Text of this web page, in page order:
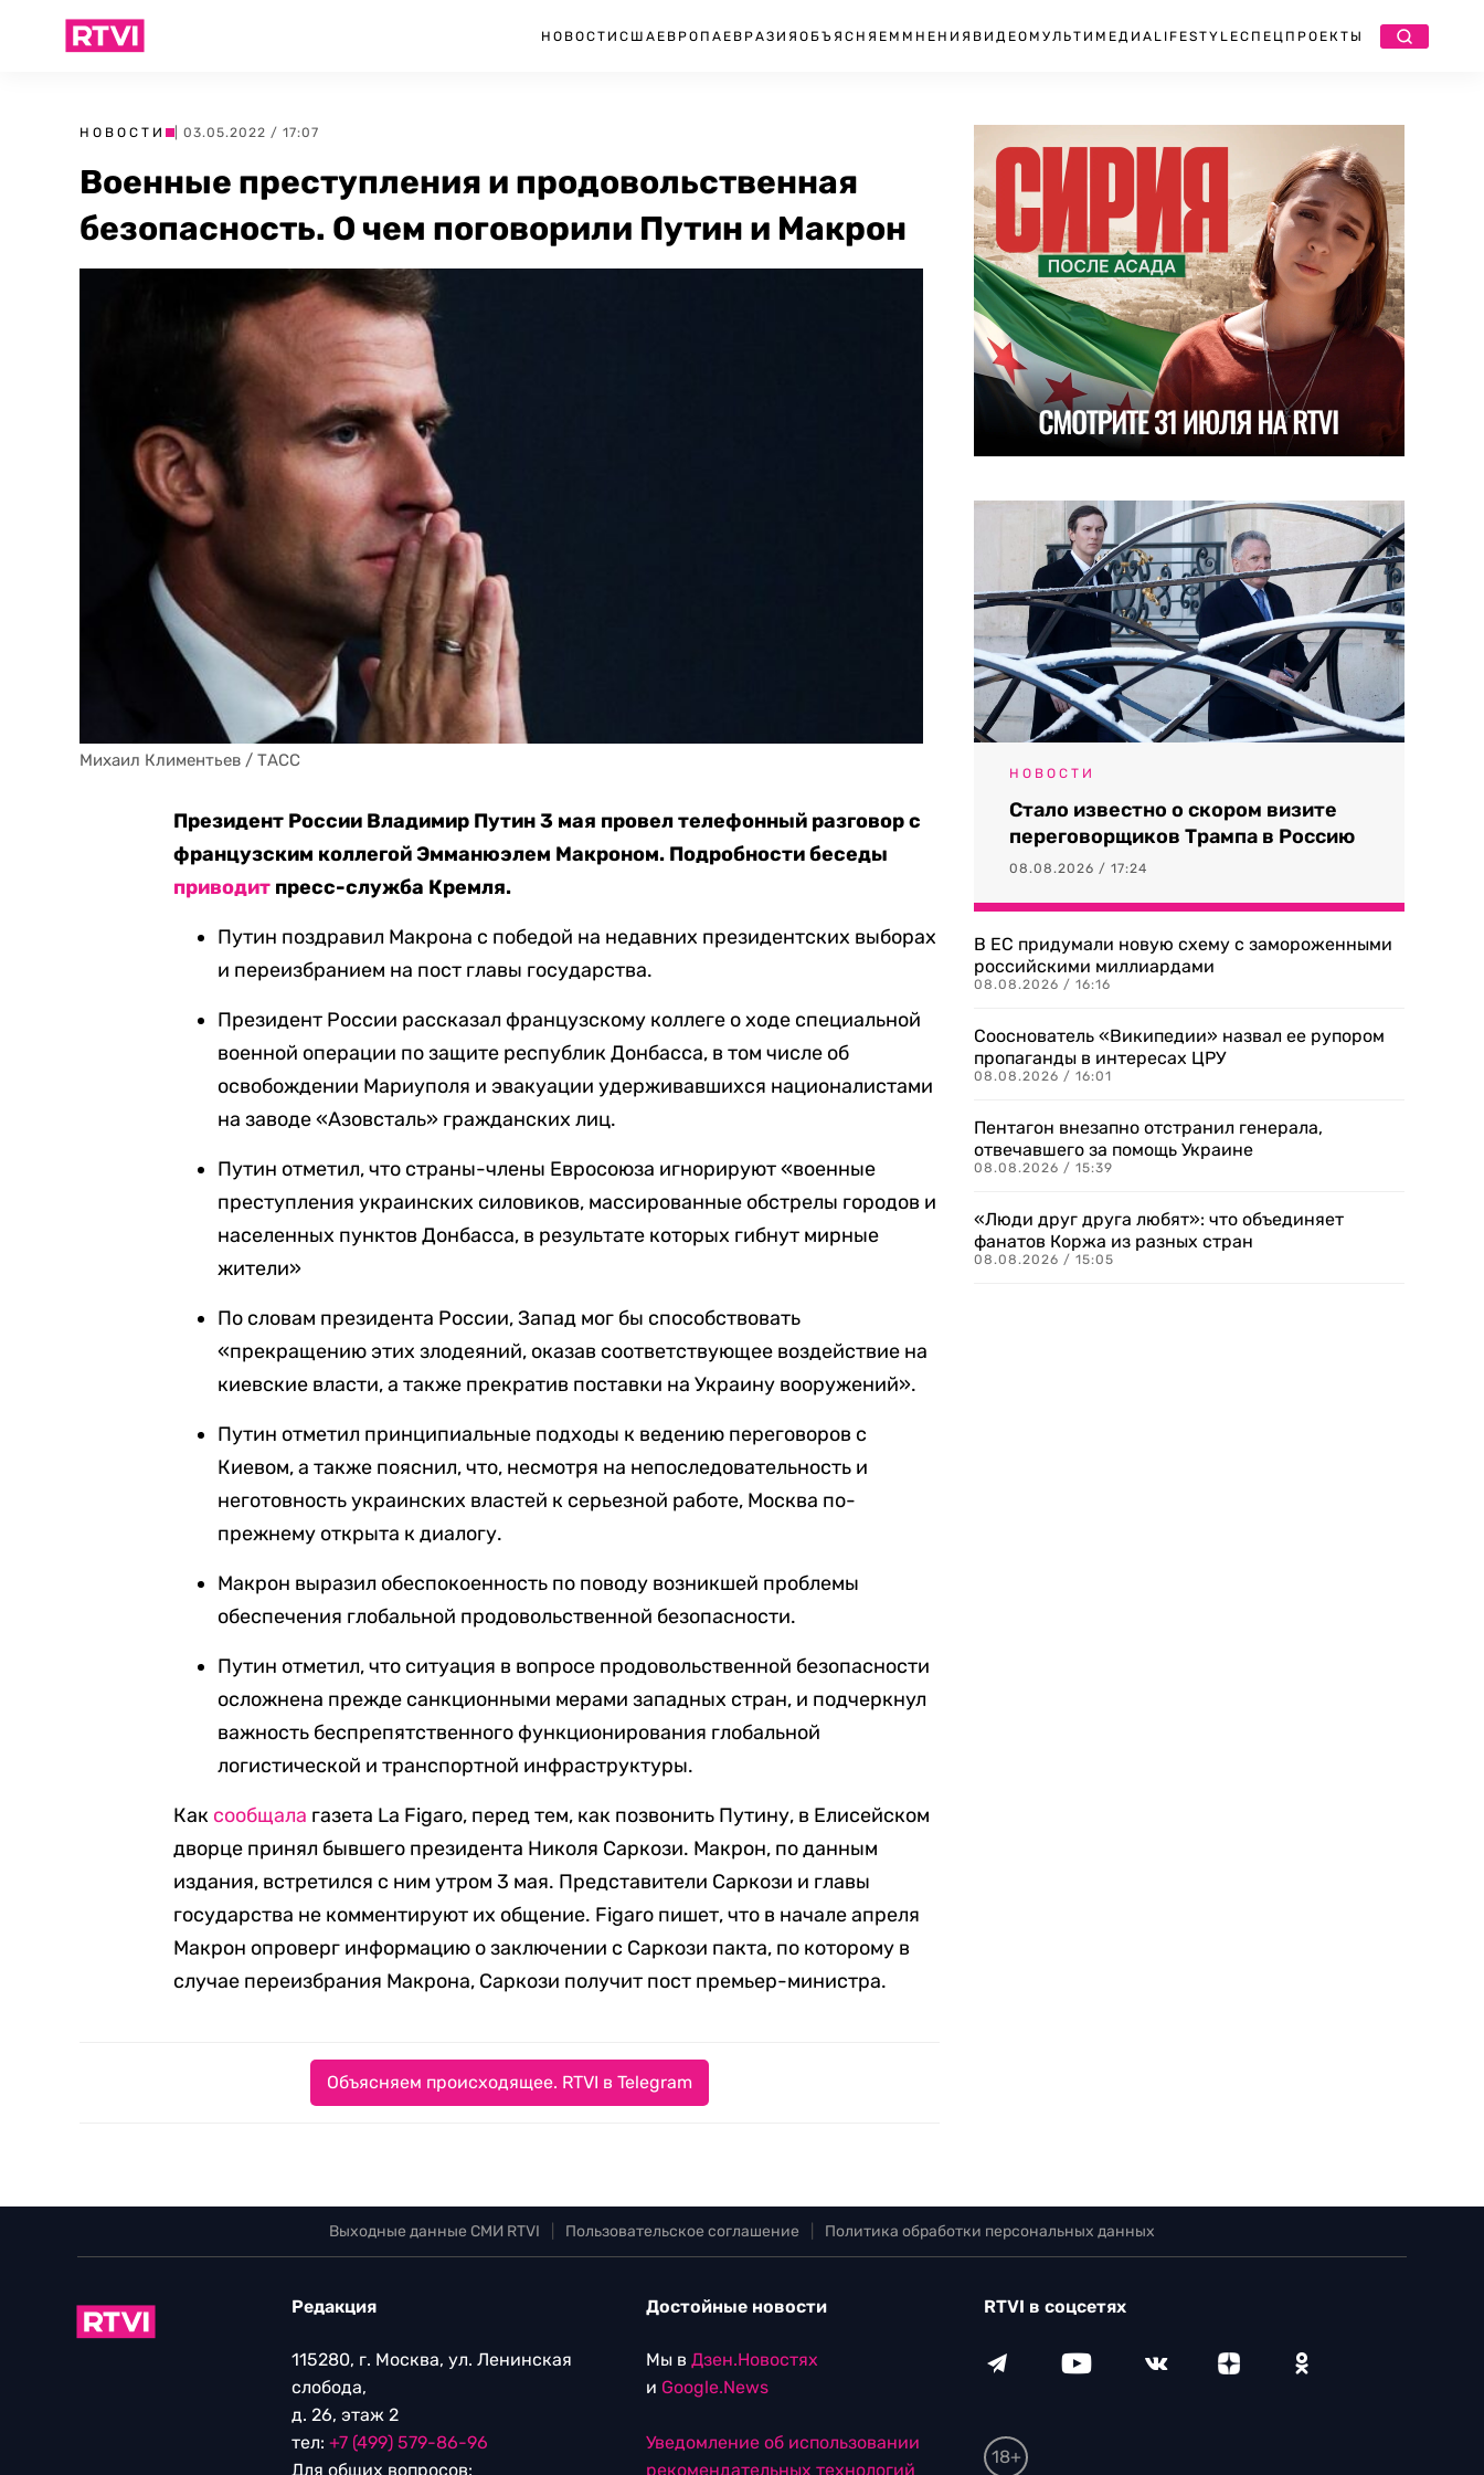
НОВОСТИ США ЕВРОПА ЕВРАЗИЯ ОБЪЯСНЯЕМ МНЕНИЯ ВИДЕО МУЛЬТИМЕДИА LIFESTYLEСПЕЦПРОЕКТЫ
НОВОСТИ | 03.05.2022 / 17:07
Военные преступления и продовольственная
безопасность. О чем поговорили Путин и Макрон
Михаил Климентьев / ТАСС
Президент России Владимир Путин 3 мая провел телефонный разговор с
французским коллегой Эмманюэлем Макроном. Подробности беседы
приводит пресс-служба Кремля.
Путин поздравил Макрона с победой на недавних президентских выборах
и переизбранием на пост главы государства.
Президент России рассказал французскому коллеге о ходе специальной
военной операции по защите республик Донбасса, в том числе об
освобождении Мариуполя и эвакуации удерживавшихся националистами
на заводе «Азовсталь» гражданских лиц.
Путин отметил, что страны-члены Евросоюза игнорируют «военные
преступления украинских силовиков, массированные обстрелы городов и
населенных пунктов Донбасса, в результате которых гибнут мирные
жители»
По словам президента России, Запад мог бы способствовать
«прекращению этих злодеяний, оказав соответствующее воздействие на
киевские власти, а также прекратив поставки на Украину вооружений».
Путин отметил принципиальные подходы к ведению переговоров с
Киевом, а также пояснил, что, несмотря на непоследовательность и
неготовность украинских властей к серьезной работе, Москва по-
прежнему открыта к диалогу.
Макрон выразил обеспокоенность по поводу возникшей проблемы
обеспечения глобальной продовольственной безопасности.
Путин отметил, что ситуация в вопросе продовольственной безопасности
осложнена прежде санкционными мерами западных стран, и подчеркнул
важность беспрепятственного функционирования глобальной
логистической и транспортной инфраструктуры.
Как сообщала газета La Figaro, перед тем, как позвонить Путину, в Елисейском
дворце принял бывшего президента Николя Саркози. Макрон, по данным
издания, встретился с ним утром 3 мая. Представители Саркози и главы
государства не комментируют их общение. Figaro пишет, что в начале апреля
Макрон опроверг информацию о заключении с Саркози пакта, по которому в
случае переизбрания Макрона, Саркози получит пост премьер-министра.
Объясняем происходящее. RTVI в Telegram
НОВОСТИ
Стало известно о скором визите
переговорщиков Трампа в Россию
08.08.2026 / 17:24
В ЕС придумали новую схему с замороженными
российскими миллиардами
08.08.2026 / 16:16
Сооснователь «Википедии» назвал ее рупором
пропаганды в интересах ЦРУ
08.08.2026 / 16:01
Пентагон внезапно отстранил генерала,
отвечавшего за помощь Украине
08.08.2026 / 15:39
«Люди друг друга любят»: что объединяет
фанатов Коржа из разных стран
08.08.2026 / 15:05
Выходные данные СМИ RTVI Пользовательское соглашение Политика обработки персональных данных
Редакция
115280, г. Москва, ул. Ленинская
слобода,
д. 26, этаж 2
тел: +7 (499) 579-86-96
Для общих вопросов:
Достойные новости
Мы в Дзен.Новостях
и Google.News
Уведомление об использовании
рекомендательных технологий
RTVI в соцсетях
18+